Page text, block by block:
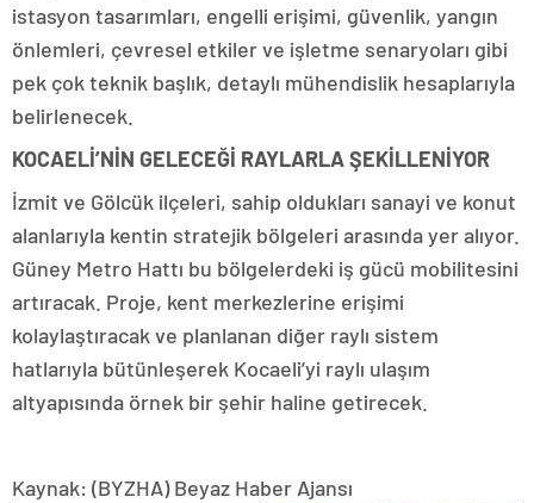
istasyon tasarımları, engelli erişimi, güvenlik, yangın
önlemleri, çevresel etkiler ve işletme senaryoları gibi
pek çok teknik başlık, detaylı mühendislik hesaplarıyla
belirlenecek.
KOCAELİ’NİN GELECEĞİ RAYLARLA ŞEKİLLENİYOR
İzmit ve Gölcük ilçeleri, sahip oldukları sanayi ve konut
alanlarıyla kentin stratejik bölgeleri arasında yer alıyor.
Güney Metro Hattı bu bölgelerdeki iş gücü mobilitesini
artıracak. Proje, kent merkezlerine erişimi
kolaylaştıracak ve planlanan diğer raylı sistem
hatlarıyla bütünleşerek Kocaeli’yi raylı ulaşım
altyapısında örnek bir şehir haline getirecek.
Kaynak: (BYZHA) Beyaz Haber Ajansı